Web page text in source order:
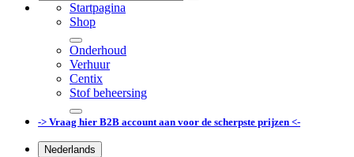
Startpagina
Shop
Onderhoud
Verhuur
Centix
Stof beheersing
-> Vraag hier B2B account aan voor de scherpste prijzen <-
Nederlands